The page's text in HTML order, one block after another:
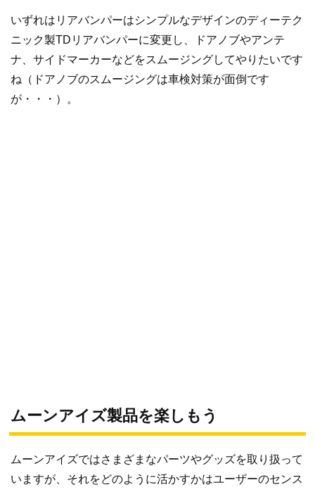
いずれはリアバンパーはシンプルなデザインのディーテク
ニック製TDリアバンパーに変更し、ドアノブやアンテ
ナ、サイドマーカーなどをスムージングしてやりたいです
ね（ドアノブのスムージングは車検対策が面倒です
が・・・）。
ムーンアイズ製品を楽しもう
ムーンアイズではさまざまなパーツやグッズを取り扱って
いますが、それをどのように活かすかはユーザーのセンス